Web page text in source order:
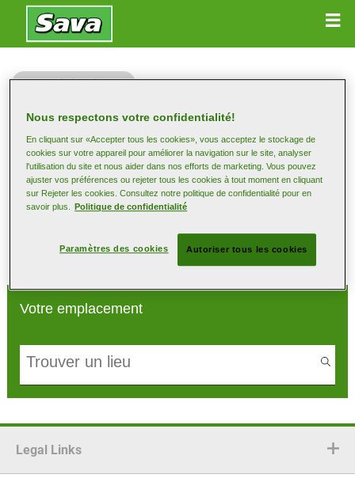
Poids lourd Sava
Trouvez votre revendeur
Votre emplacement
Legal Links
Nous respectons votre confidentialité!
En cliquant sur «Accepter tous les cookies», vous acceptez le stockage de
cookies sur votre appareil pour améliorer la navigation sur le site, analyser
l'utilisation du site et nous aider dans nos efforts de marketing. Vous pouvez
ajuster vos préférences ou rejeter tous les cookies à tout moment en cliquant
sur Rejeter les cookies. Consultez notre politique de confidentialité pour en
savoir plus.
Politique de confidentialité
Paramètres des cookies Autoriser tous les cookies